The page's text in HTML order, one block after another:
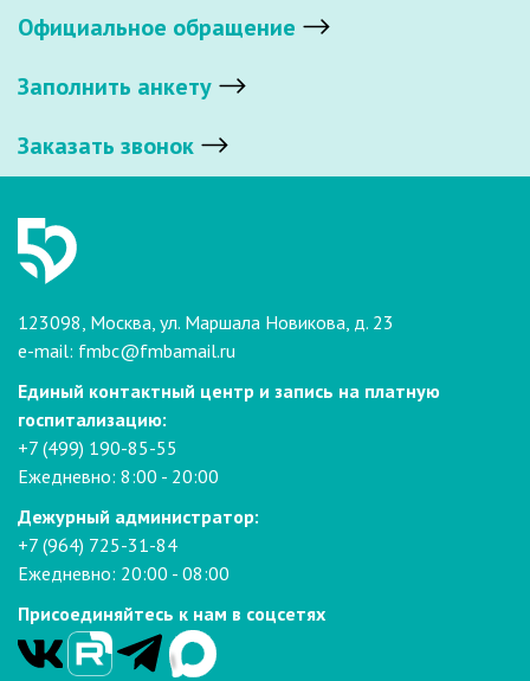
Официальное обращение
Заполнить анкету
Заказать звонок
123098, Москва, ул. Маршала Новикова, д. 23
e-mail: fmbc@fmbamail.ru
Единый контактный центр и запись на платную
госпитализацию:
+7 (499) 190-85-55
Ежедневно: 8:00 - 20:00
Дежурный администратор:
+7 (964) 725-31-84
Ежедневно: 20:00 - 08:00
Присоединяйтесь к нам в соцсетях